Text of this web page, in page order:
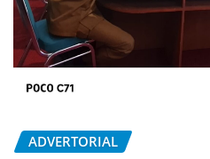
ADVERTORIAL